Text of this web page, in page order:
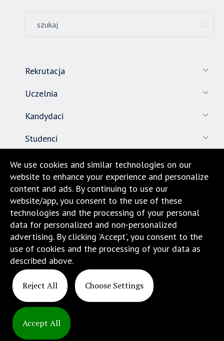
Rekrutacja
Uczelnia
Kandydaci
Studenci
Pracownicy
Nauka
Biuro karier
Kontakt
Dojazd i lokalizacja
We use cookies and similar technologies on our
website to enhance your experience and personalize
content and ads. By continuing to use our
website/app, you consent to the use of these
technologies and the processing of your personal
data for personalized and non-personalized
advertising. By clicking 'Accept', you consent to the
use of cookies and the processing of your data as
described above.
Reject All Choose Settings
Accept All